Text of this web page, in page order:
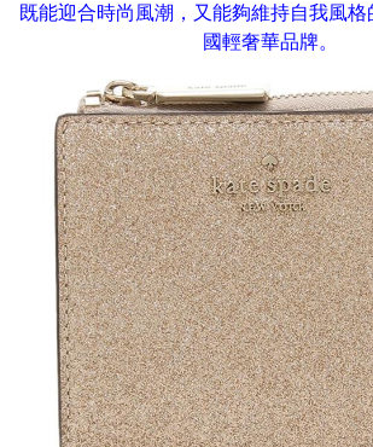
既能迎合時尚風潮，又能夠維持自我風
國輕奢華品牌。